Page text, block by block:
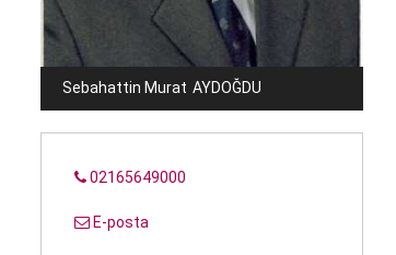
Sebahattin Murat AYDOĞDU
02165649000
E-posta